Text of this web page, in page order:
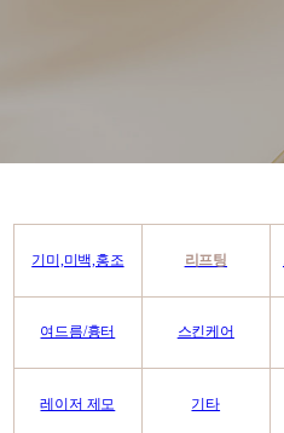
기미,미백,홍조 리프팅
여드름/흉터 스킨케어
레이저 제모 기타